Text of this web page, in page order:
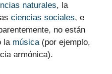
naturales, la
ciencias sociales, e
no están
la música(por ejemplo,
armónica).